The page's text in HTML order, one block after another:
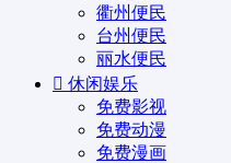
衢州便民
台州便民
丽水便民
休闲娱乐
免费影视
免费动漫
免费漫画